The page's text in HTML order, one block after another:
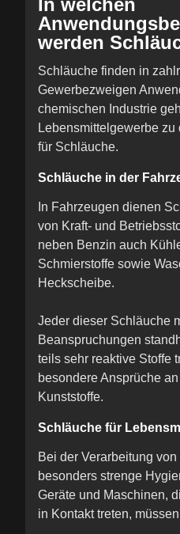
werden
Schläuche finden in
Gewerbezweigen
chemischen Industrie
Lebensmittelgewerbe
für Schläuche.
Schläuche in der
In Fahrzeugen dienen
von Kraft- und
neben Benzin auch
Schmierstoffe sowie
Heckscheibe.
Jeder dieser Schläuche
Beanspruchungen
teils sehr reaktive Stoffe
besondere Ansprüche
Kunststoffe.
Schläuche für
Bei der Verarbeitung
besonders strenge
Geräte und Maschinen,
in Kontakt treten,